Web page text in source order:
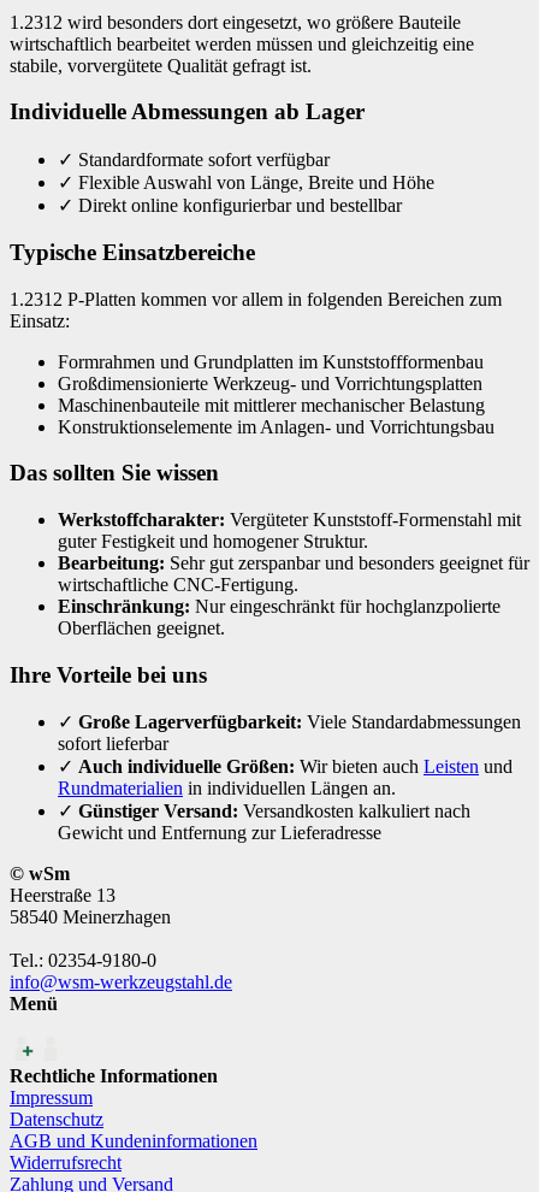
1.2312 wird besonders dort eingesetzt, wo größere Bauteile
wirtschaftlich bearbeitet werden müssen und gleichzeitig eine
stabile, vorvergütete Qualität gefragt ist.
Individuelle Abmessungen ab Lager
✓ Standardformate sofort verfügbar
✓ Flexible Auswahl von Länge, Breite und Höhe
✓ Direkt online konfigurierbar und bestellbar
Typische Einsatzbereiche
1.2312 P-Platten kommen vor allem in folgenden Bereichen zum
Einsatz:
Formrahmen und Grundplatten im Kunststoffformenbau
Großdimensionierte Werkzeug- und Vorrichtungsplatten
Maschinenbauteile mit mittlerer mechanischer Belastung
Konstruktionselemente im Anlagen- und Vorrichtungsbau
Das sollten Sie wissen
Werkstoffcharakter: Vergüteter Kunststoff-Formenstahl mit
guter Festigkeit und homogener Struktur.
Bearbeitung: Sehr gut zerspanbar und besonders geeignet für
wirtschaftliche CNC-Fertigung.
Einschränkung: Nur eingeschränkt für hochglanzpolierte
Oberflächen geeignet.
Ihre Vorteile bei uns
✓ Große Lagerverfügbarkeit: Viele Standardabmessungen
sofort lieferbar
✓ Auch individuelle Größen: Wir bieten auch Leisten und
Rundmaterialien in individuellen Längen an.
✓ Günstiger Versand: Versandkosten kalkuliert nach
Gewicht und Entfernung zur Lieferadresse
© wSm
Heerstraße 13
58540 Meinerzhagen
Tel.: 02354-9180-0
info@wsm-werkzeugstahl.de
Menü
Rechtliche Informationen
Impressum
Datenschutz
AGB und Kundeninformationen
Widerrufsrecht
Zahlung und Versand